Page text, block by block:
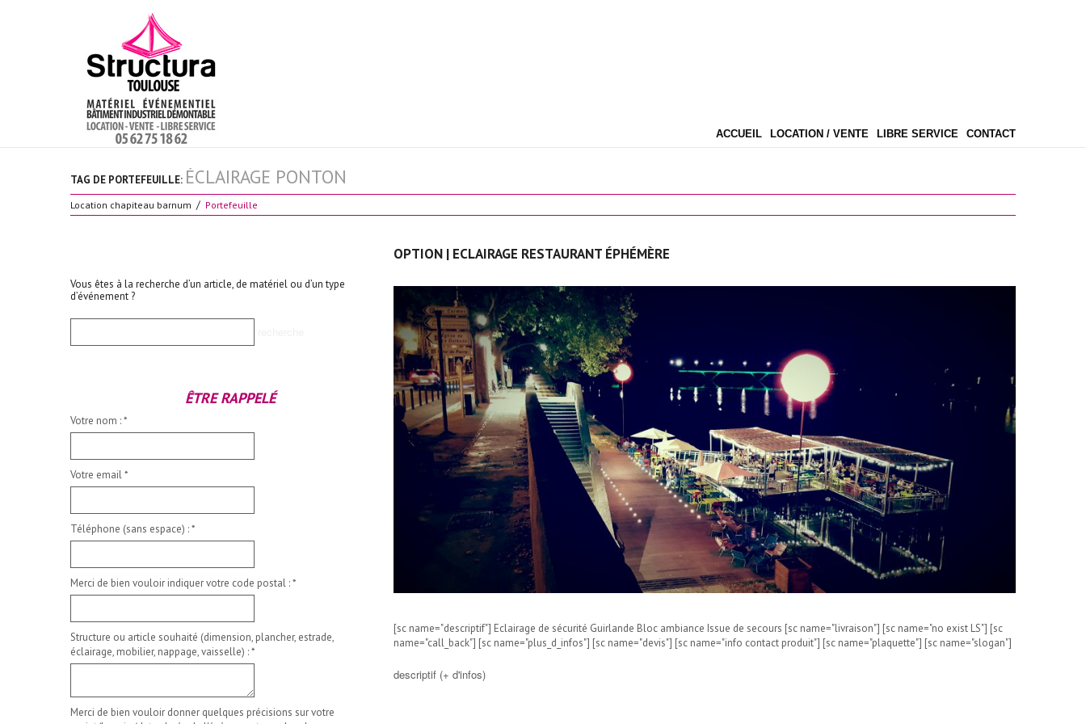
ACCUEIL LOCATION / VENTE LIBRE SERVICE CONTACT
TAG DE PORTEFEUILLE: ÉCLAIRAGE PONTON
Location chapiteau barnum Portefeuille
OPTION | ECLAIRAGE RESTAURANT ÉPHÉMÈRE
[sc name="descriptif"] Eclairage de sécurité Guirlande Bloc ambiance Issue de secours [sc name="livraison"] [sc name="no exist LS"] [sc
name="call_back"] [sc name="plus_d_infos"] [sc name="devis"] [sc name="info contact produit"] [sc name="plaquette"] [sc name="slogan"]
descriptif (+ d'infos)
Vous êtes à la recherche d’un article, de matériel ou d’un type
d’événement ?
ÊTRE RAPPELÉ
Votre nom :*
Votre email*
Téléphone (sans espace) :*
Merci de bien vouloir indiquer votre code postal :*
Structure ou article souhaité (dimension, plancher, estrade,
éclairage, mobilier, nappage, vaisselle) :*
Merci de bien vouloir donner quelques précisions sur votre